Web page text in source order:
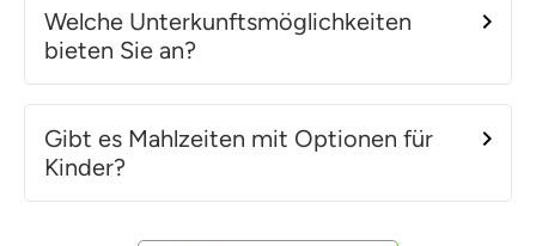
Welche Unterkunftsmöglichkeiten
bieten Sie an?
Gibt es Mahlzeiten mit Optionen für
Kinder?